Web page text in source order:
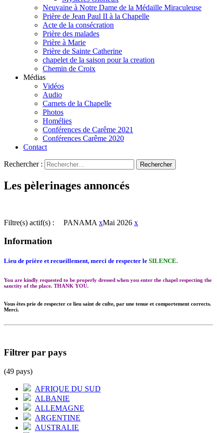
Neuvaine à Notre Dame de la Médaille Miraculeuse
Prière de Jean Paul II à la Chapelle
Acte de la consécration
Prière des malades
Prière à Marie
Prière de Sainte Catherine
chapelet de la saison pour la creation
Chemin de Croix
Médias
Vidéos
Audio
Carnets de la Chapelle
Photos
Homélies
Conférences de Carême 2021
Conférences Carême 2020
Contact
Rechercher :
Les pèlerinages annoncés
Filtre(s) actif(s) : PANAMA xMai 2026 x
Information
Lieu de prière et recueillement, merci de respecter le SILENCE.
You are kindly requested to be properly dressed when you enter the chapel respecting the
sanctity of the place. THANK YOU.
Vous êtes prie de respecter ce lieu saint de culte, par une tenue et comportement corrects.
Merci.
Filtrer par pays
(49 pays)
AFRIQUE DU SUD
ALBANIE
ALLEMAGNE
ARGENTINE
AUSTRALIE